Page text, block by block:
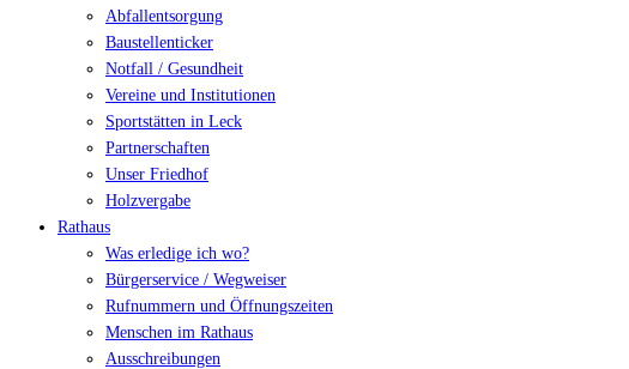
Abfallentsorgung
Baustellenticker
Notfall / Gesundheit
Vereine und Institutionen
Sportstätten in Leck
Partnerschaften
Unser Friedhof
Holzvergabe
Rathaus
Was erledige ich wo?
Bürgerservice / Wegweiser
Rufnummern und Öffnungszeiten
Menschen im Rathaus
Ausschreibungen